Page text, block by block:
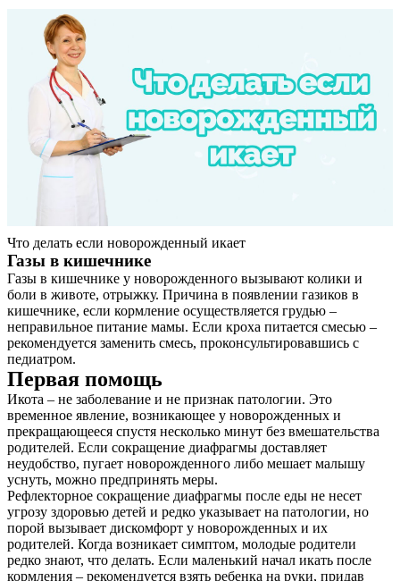
Что делать если новорожденный икает
Газы в кишечнике
Газы в кишечнике у новорожденного вызывают колики и
боли в животе, отрыжку. Причина в появлении газиков в
кишечнике, если кормление осуществляется грудью –
неправильное питание мамы. Если кроха питается смесью –
рекомендуется заменить смесь, проконсультировавшись с
педиатром.
Первая помощь
Икота – не заболевание и не признак патологии. Это
временное явление, возникающее у новорожденных и
прекращающееся спустя несколько минут без вмешательства
родителей. Если сокращение диафрагмы доставляет
неудобство, пугает новорожденного либо мешает малышу
уснуть, можно предпринять меры.
Рефлекторное сокращение диафрагмы после еды не несет
угрозу здоровью детей и редко указывает на патологии, но
порой вызывает дискомфорт у новорожденных и их
родителей. Когда возникает симптом, молодые родители
редко знают, что делать. Если маленький начал икать после
кормления – рекомендуется взять ребенка на руки, придав